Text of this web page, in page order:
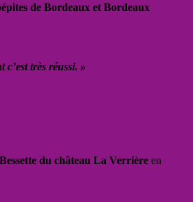
de Bordeaux et Bordeaux
très réussi. »
du château La Verrière en